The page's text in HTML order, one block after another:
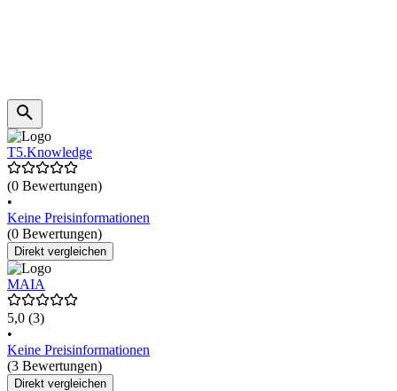
T5.Knowledge
(0 Bewertungen)
•
Keine Preisinformationen
(0 Bewertungen)
Direkt vergleichen
MAIA
5,0 (3)
•
Keine Preisinformationen
(3 Bewertungen)
Direkt vergleichen